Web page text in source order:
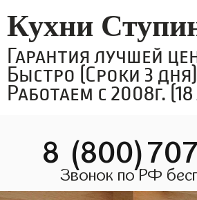
Кухни
Гарантия лучшей
Быстро (Сроки 3 дня)
Работаем с 2008г.
8
Звонок по РФ